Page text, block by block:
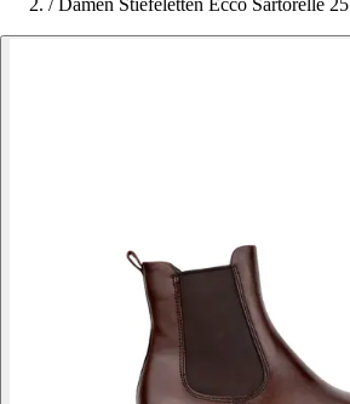
/ Damen Stiefeletten Ecco Sartorelle 25